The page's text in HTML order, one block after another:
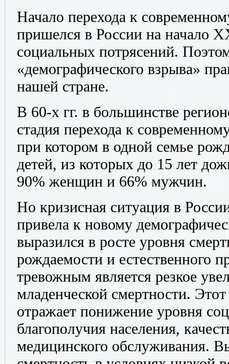
Начало перехода к
пришелся в России на начало
социальных потрясений.
«демографического взрыва»
нашей стране.
В 60-х гг. в большинстве
стадия перехода к
при котором в одной семье
детей, из которых до 15 лет
90% женщин и 66% мужчин.
Но кризисная ситуация в
привела к новому
выразился в росте уровня
рождаемости и естественного
тревожным является резкое
младенческой смертности.
отражает понижение уровня
благополучия населения,
медицинского обслуживания.